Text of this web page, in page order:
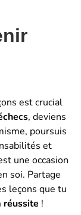
est crucial
, deviens
poursuis
et
une occasion
soi. Partage
leçons que tu
réussite !